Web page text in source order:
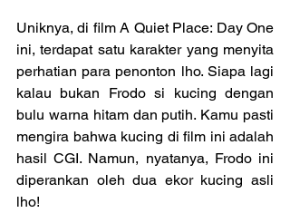
Uniknya, di film A Quiet Place: Day One
ini, terdapat satu karakter yang menyita
perhatian para penonton lho. Siapa lagi
kalau bukan Frodo si kucing dengan
bulu warna hitam dan putih. Kamu pasti
mengira bahwa kucing di film ini adalah
hasil CGI. Namun, nyatanya, Frodo ini
diperankan oleh dua ekor kucing asli
lho!